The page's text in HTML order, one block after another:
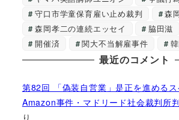
守口市学童保育雇い止め裁判
森
森岡孝二の連続エッセイ
脇田滋
開催済
関大不当解雇事件
最近のコメント
第82回 「偽装自営業」是正を進めるス
Amazon事件・マドリード社会裁判所
り